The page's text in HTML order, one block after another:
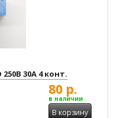
250В 30А 4 конт.
80 р.
в наличии
В корзину